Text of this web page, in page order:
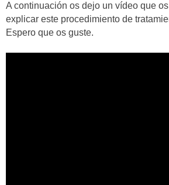
A continuación os dejo un vídeo que
explicar este procedimiento de
Espero que os guste.